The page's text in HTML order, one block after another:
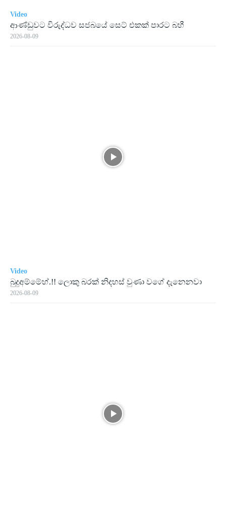
Video
ආණ්ඩුවට විරුද්ධව සජබයේ සෙට් එකක් පාරට බහී
2026-08-09
Video
බුදුඅම්මේහ්.!! ලොකු බරක් නිදහස් වුණා වගේ දැනෙනවා
2026-08-09